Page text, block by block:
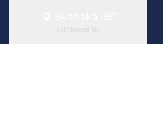
Byt förbund här